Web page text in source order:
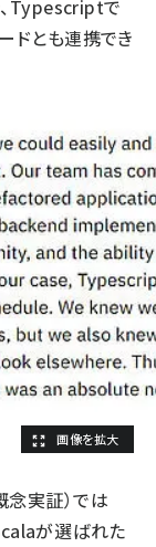
Typescriptで
ドとも連携でき
実証）では
が選ばれた